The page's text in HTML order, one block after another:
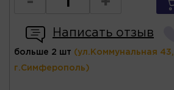
Написать отзыв
больше 2 шт (ул.Коммунальная 43,
г.Симферополь)